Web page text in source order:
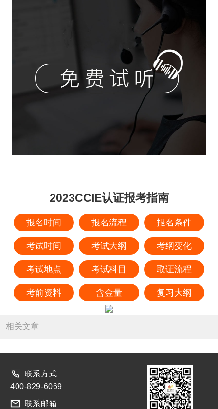
2023CCIE认证报考指南
报名时间 报名流程 报名条件
考试时间 考试大纲 考纲变化
考试地点 考试科目 取证流程
考前资料 含金量 复习大纲
相关文章
联系方式
400-829-6069
联系邮箱